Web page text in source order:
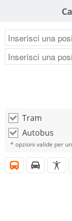
o Tram
o Autobus
* opzioni valide per
i h l